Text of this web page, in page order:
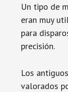
Un tipo de
eran muy
para
precisión.
Los
valorados